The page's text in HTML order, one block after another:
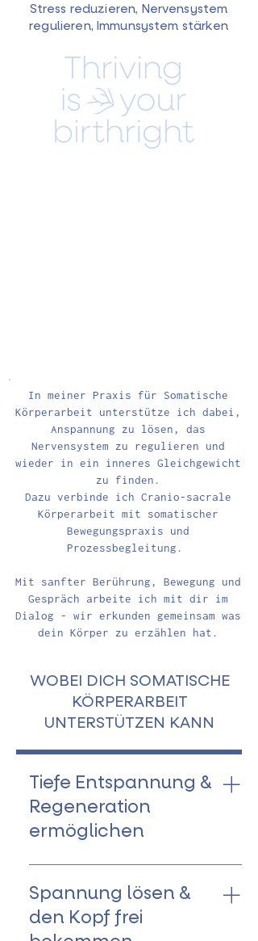
Stress reduzieren, Nervensystem
regulieren, Immunsystem stärken
In meiner Praxis für Somatische
Körperarbeit unterstütze ich dabei,
Anspannung zu lösen, das
Nervensystem zu regulieren und
wieder in ein inneres Gleichgewicht
zu finden.
Dazu verbinde ich Cranio-sacrale
Körperarbeit mit somatischer
Bewegungspraxis und
Prozessbegleitung.
Mit sanfter Berührung, Bewegung und
Gespräch arbeite ich mit dir im
Dialog - wir erkunden gemeinsam was
dein Körper zu erzählen hat.
WOBEI DICH SOMATISCHE
KÖRPERARBEIT
UNTERSTÜTZEN KANN
Tiefe Entspannung &
Regeneration
ermöglichen
Viele berichten nach den
Sitzungen von einem Gefühl
innerer Weichheit, besserer
Schlafqualität und klareren
Spannung lösen &
den Kopf frei